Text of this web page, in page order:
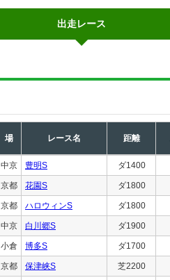
出走レース
場 レース名 距離
中京 豊明S ダ1400
京都 花園S ダ1800
京都 ハロウィンS ダ1800
中京 白川郷S ダ1900
小倉 博多S ダ1700
京都 保津峡S 芝2200